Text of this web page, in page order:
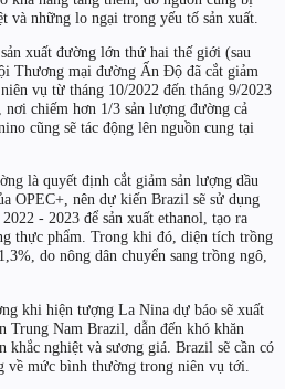
và những lo ngại trong yếu tố sản xuất.
xuất đường lớn thứ hai thế giới (sau
Thương mại đường Ấn Độ đã cắt giảm
vụ từ tháng 10/2022 đến tháng 9/2023
chiếm hơn 1/3 sản lượng đường cả
cũng sẽ tác động lên nguồn cung tại
là quyết định cắt giảm sản lượng dầu
OPEC+, nên dự kiến Brazil sẽ sử dụng
- 2023 để sản xuất ethanol, tạo ra
thực phẩm. Trong khi đó, diện tích trồng
do nông dân chuyển sang trồng ngô,
khi hiện tượng La Nina dự báo sẽ xuất
Trung Nam Brazil, dẫn đến khó khăn
khắc nghiệt và sương giá. Brazil sẽ cần có
về mức bình thường trong niên vụ tới.